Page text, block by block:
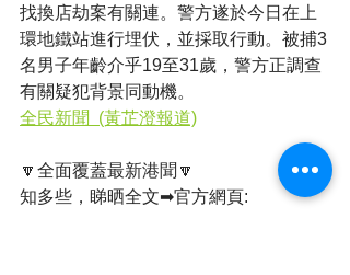
找換店劫案有關連。警方遂於今日在上
環地鐵站進行埋伏，並採取行動。被捕3
名男子年齡介乎19至31歲，警方正調查
有關疑犯背景同動機。
全民新聞  (黃芷澄報道)
🔽全面覆蓋最新港聞🔽
知多些，睇晒全文➡官方網頁: